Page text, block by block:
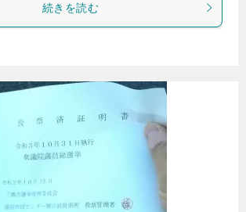
続きを読む